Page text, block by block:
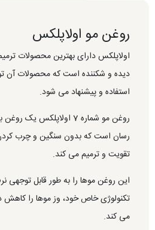
روغن مو اولاپلکس
اولاپلکس دارای بهترین محصولات
دیده و شکننده است که محصولات آن
استفاده و پیشنهاد می شود.
روغن مو شماره 7
رسان است که بدون سنگین و چرب
تقویت و ترمیم می کند.
این روغن موها را به طور قابل توجهی
تکنولوژی خاص خود، وز موها را کاهش
می کند.